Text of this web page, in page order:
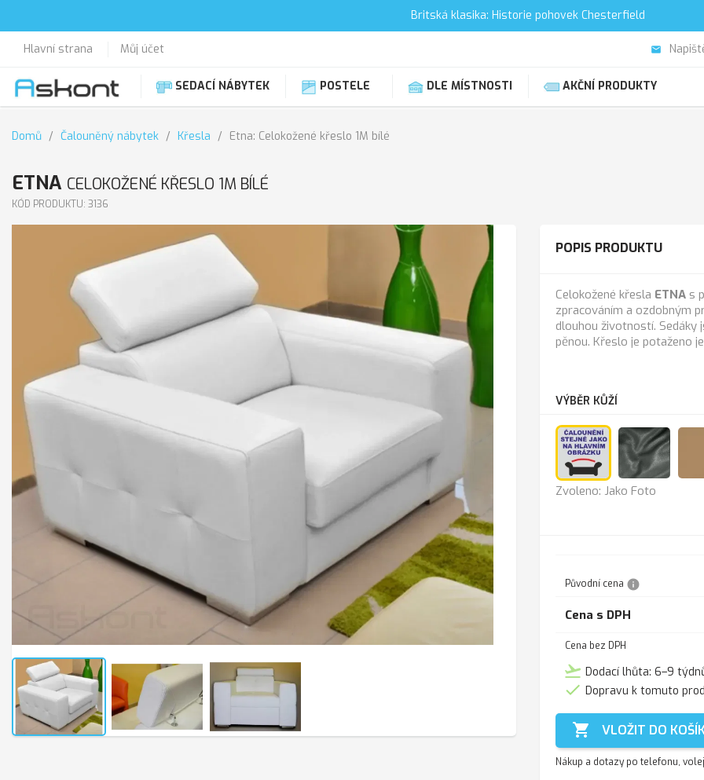
Britská klasika: Historie pohovek Chesterfield
Hlavní strana Můj účet email
SEDACÍ NÁBYTEK POSTELE DLE MÍSTNOSTI AKČNÍ PRODUKTY
Domů Čalouněný nábytek Křesla Etna: Celokožené křeslo 1M bílé
ETNA CELOKOŽENÉ KŘESLO 1M BÍLÉ
KÓD PRODUKTU: 3136
POPIS PRODUKTU
Celokožené křesla ETNA s
zpracováním a ozdobným
dlouhou životností. Sedáky
pěnou. Křeslo je potaženo
VÝBĚR KŮŽÍ
Jako
Zvoleno: Jako Foto
Původní cena info
Cena s DPH
Cena bez DPH
flight_takeoff Dodací lhůta: 6–9
 Dopravu k tomuto
 VLOŽIT DO
Nákup a dotazy po telefonu,